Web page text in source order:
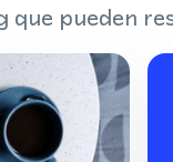
que pueden